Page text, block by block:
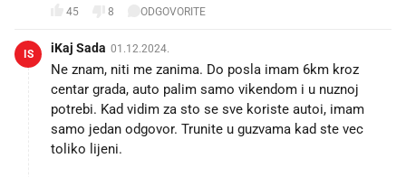
45 8 ODGOVORITE
IS iKaj Sada 01.12.2024.
Ne znam, niti me zanima. Do posla imam 6km kroz
centar grada, auto palim samo vikendom i u nuznoj
potrebi. Kad vidim za sto se sve koriste autoi, imam
samo jedan odgovor. Trunite u guzvama kad ste vec
toliko lijeni.